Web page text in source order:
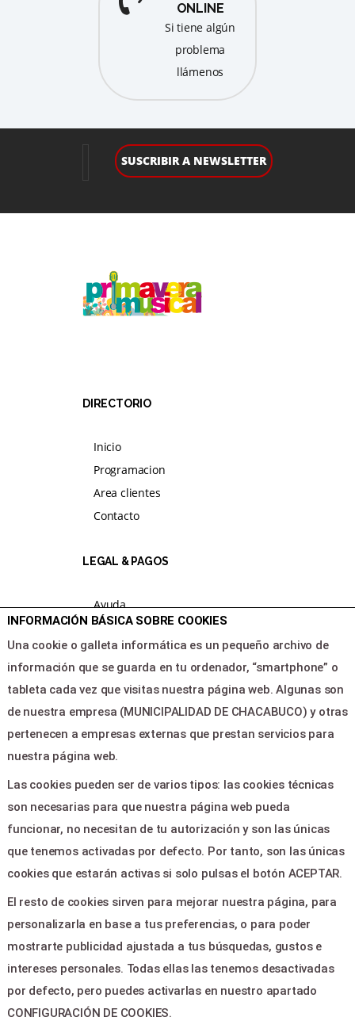
ONLINE
Si tiene algún
problema
llámenos
DIRECTORIO
Inicio
Programacion
Area clientes
Contacto
LEGAL & PAGOS
Ayuda
Aviso legal
Política de privacidad
Contactar
Botón de arrepentimiento
CONTACTO
RECONQUISTA 26 -
CHACABUCO 6740
prensateatroitaliano@gmail.com
02352 47-0300
INFORMACIÓN BÁSICA SOBRE COOKIES
Una cookie o galleta informática es un pequeño archivo de
información que se guarda en tu ordenador, “smartphone” o
tableta cada vez que visitas nuestra página web. Algunas son
de nuestra empresa (MUNICIPALIDAD DE CHACABUCO) y otras
pertenecen a empresas externas que prestan servicios para
nuestra página web.
Las cookies pueden ser de varios tipos: las cookies técnicas
son necesarias para que nuestra página web pueda
funcionar, no necesitan de tu autorización y son las únicas
que tenemos activadas por defecto. Por tanto, son las únicas
cookies que estarán activas si solo pulsas el botón ACEPTAR.
El resto de cookies sirven para mejorar nuestra página, para
personalizarla en base a tus preferencias, o para poder
mostrarte publicidad ajustada a tus búsquedas, gustos e
intereses personales. Todas ellas las tenemos desactivadas
por defecto, pero puedes activarlas en nuestro apartado
CONFIGURACIÓN DE COOKIES.